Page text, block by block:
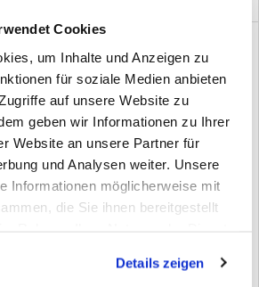
Cookies
um Inhalte und Anzeigen zu
für soziale Medien anbieten
auf unsere Website zu
geben wir Informationen zu Ihrer
Website an unsere Partner für
und Analysen weiter. Unsere
Informationen möglicherweise mit
die Sie ihnen bereitgestellt
Webseite weiterhin nutzen.
Details zeigen
Varianten
Sicherheitsstiefel Kalle High S3
(0)